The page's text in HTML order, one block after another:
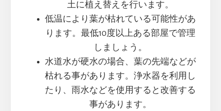
土に植え替えを行います。
低温により葉が枯れている可能性があ
ります。最低10度以上ある部屋で管理
しましょう。
水道水が硬水の場合、葉の先端などが
枯れる事があります。浄水器を利用し
たり、雨水などを使用すると改善する
事があります。